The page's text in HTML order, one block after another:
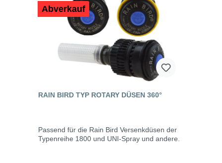
Abverkauf
RAIN BIRD TYP ROTARY DÜSEN 360°
Passend für die Rain Bird Versenkdüsen der
Typenreihe 1800 und UNI-Spray und andere.